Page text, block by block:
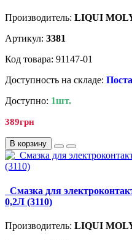
Производитель: LIQUI
Артикул: 3381
Код товара: 91147-01
Доступность на складе:
Доступно: 1шт.
389грн
В корзину
Смазка для
0,2Л (3110)
Производитель: LIQUI